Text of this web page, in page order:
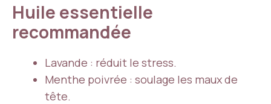
Huile essentielle
recommandée
Lavande : réduit le stress.
Menthe poivrée : soulage les maux de
tête.